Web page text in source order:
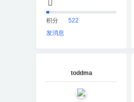
积分
522
发消息
toddma